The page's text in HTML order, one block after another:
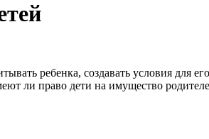
ребенка, создавать условия для
ли право дети на имущество